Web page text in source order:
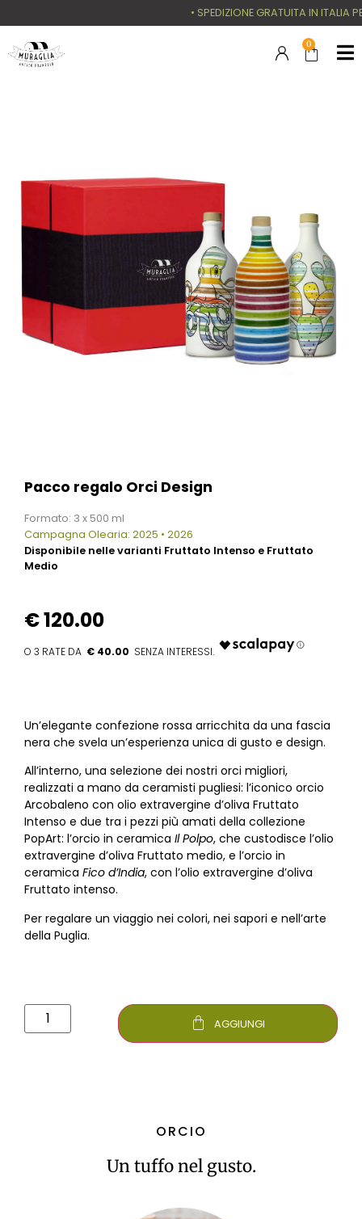
• SPEDIZIONE GRATUITA IN ITALIA
0
Pacco regalo Orci Design
Formato: 3 x 500 ml
Campagna Olearia: 2025 • 2026
Disponibile nelle varianti Fruttato Intenso e Fruttato
Medio
€120.00
€ 40.00
Un’elegante confezione rossa arricchita da una fascia
nera che svela un’esperienza unica di gusto e design.
All’interno, una selezione dei nostri orci migliori,
realizzati a mano da ceramisti pugliesi: l’iconico orcio
Arcobaleno con olio extravergine d’oliva Fruttato
Intenso e due tra i pezzi più amati della collezione
PopArt: l’orcio in ceramica Il Polpo, che custodisce l’olio
extravergine d’oliva Fruttato medio, e l’orcio in
ceramica Fico d’India, con l’olio extravergine d’oliva
Fruttato intenso.
Per regalare un viaggio nei colori, nei sapori e nell’arte
della Puglia.
AGGIUNGI
ORCIO
Un tuffo nel gusto.